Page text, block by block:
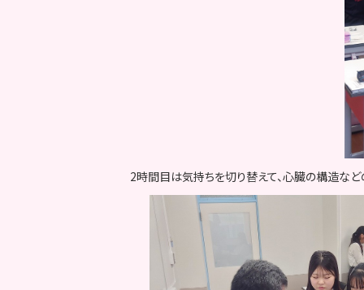
2時間目は気持ちを切り替えて、心臓の構造など